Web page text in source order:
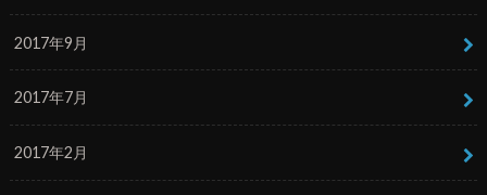
2017年9月
2017年7月
2017年2月